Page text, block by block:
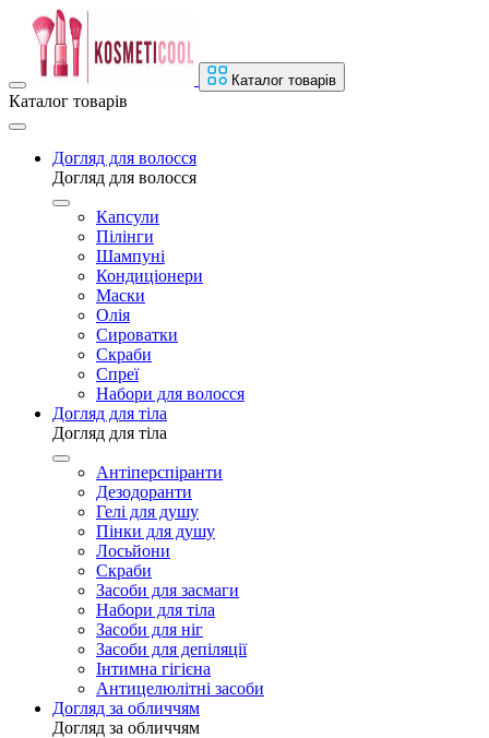
Каталог товарів
Каталог товарів
Догляд для волосся
Догляд для волосся
Капсули
Пілінги
Шампуні
Кондиціонери
Маски
Олія
Сироватки
Скраби
Спреї
Набори для волосся
Догляд для тіла
Догляд для тіла
Антіперспіранти
Дезодоранти
Гелі для душу
Пінки для душу
Лосьйони
Скраби
Засоби для засмаги
Набори для тіла
Засоби для ніг
Засоби для депіляції
Інтимна гігієна
Антицелюлітні засоби
Догляд за обличчям
Догляд за обличчям